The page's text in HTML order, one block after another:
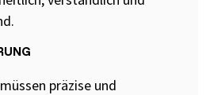
präzise und